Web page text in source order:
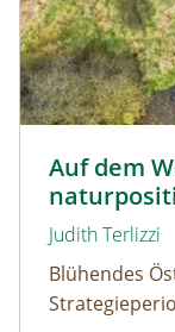
Auf dem
Judith Terlizzi
Blühendes